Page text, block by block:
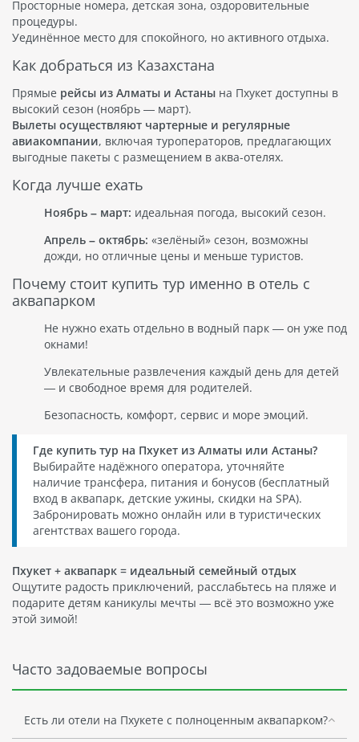
Просторные номера, детская зона, оздоровительные
процедуры.
Уединённое место для спокойного, но активного отдыха.
Как добраться из Казахстана
Прямые рейсы из Алматы и Астаны на Пхукет доступны в
высокий сезон (ноябрь — март).
Вылеты осуществляют чартерные и регулярные
авиакомпании, включая туроператоров, предлагающих
выгодные пакеты с размещением в аква-отелях.
Когда лучше ехать
Ноябрь – март: идеальная погода, высокий сезон.
Апрель – октябрь: «зелёный» сезон, возможны
дожди, но отличные цены и меньше туристов.
Почему стоит купить тур именно в отель с
аквапарком
Не нужно ехать отдельно в водный парк — он уже под
окнами!
Увлекательные развлечения каждый день для детей
— и свободное время для родителей.
Безопасность, комфорт, сервис и море эмоций.
Где купить тур на Пхукет из Алматы или Астаны?
Выбирайте надёжного оператора, уточняйте
наличие трансфера, питания и бонусов (бесплатный
вход в аквапарк, детские ужины, скидки на SPA).
Забронировать можно онлайн или в туристических
агентствах вашего города.
Пхукет + аквапарк = идеальный семейный отдых
Ощутите радость приключений, расслабьтесь на пляже и
подарите детям каникулы мечты — всё это возможно уже
этой зимой!
Часто задоваемые вопросы
Есть ли отели на Пхукете с полноценным аквапарком?